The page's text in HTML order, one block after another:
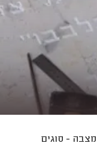
- סוגים